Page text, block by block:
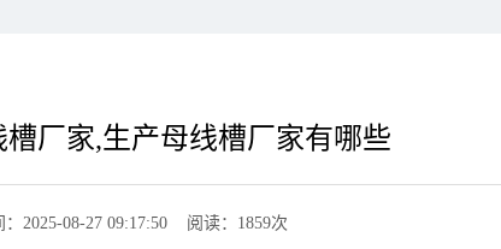
厂家,生产母线槽厂家有哪些
：2025-08-27 09:17:50 阅读：1859次